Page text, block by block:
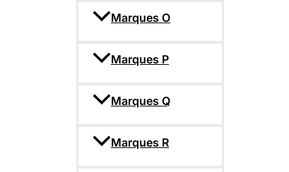
Marques O
Marques P
Marques Q
Marques R